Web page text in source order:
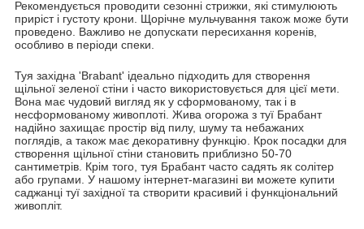
Рекомендується проводити сезонні стрижки, які стимулюють
приріст і густоту крони. Щорічне мульчування також може бути
проведено. Важливо не допускати пересихання коренів,
особливо в періоди спеки.
Туя західна 'Brabant' ідеально підходить для створення
щільної зеленої стіни і часто використовується для цієї мети.
Вона має чудовий вигляд як у сформованому, так і в
несформованому живоплоті. Жива огорожа з туї Брабант
надійно захищає простір від пилу, шуму та небажаних
поглядів, а також має декоративну функцію. Крок посадки для
створення щільної стіни становить приблизно 50-70
сантиметрів. Крім того, туя Брабант часто садять як солітер
або групами. У нашому інтернет-магазині ви можете купити
саджанці туї західної та створити красивий і функціональний
живопліт.